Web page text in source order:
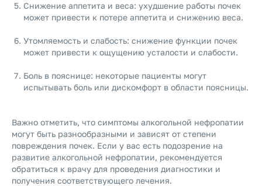
Снижение аппетита и веса: ухудшение работы почек
может привести к потере аппетита и снижению веса.
Утомляемость и слабость: снижение функции почек
может привести к ощущению усталости и слабости.
Боль в пояснице: некоторые пациенты могут
испытывать боль или дискомфорт в области поясницы.
Важно отметить, что симптомы алкогольной нефропатии
могут быть разнообразными и зависят от степени
повреждения почек. Если у вас есть подозрение на
развитие алкогольной нефропатии, рекомендуется
обратиться к врачу для проведения диагностики и
получения соответствующего лечения.